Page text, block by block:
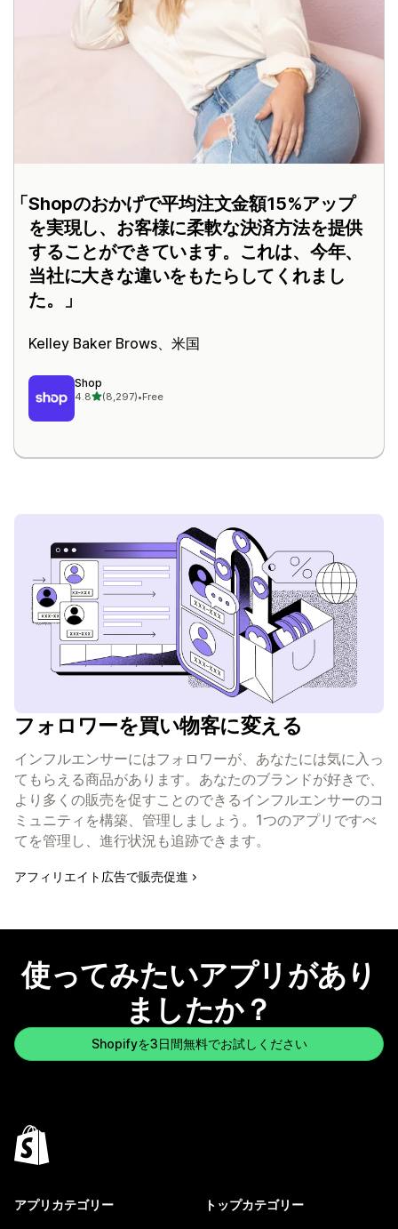
Shopのおかげで平均注文金額15%アップ
を実現し、お客様に柔軟な決済方法を提供
することができています。これは、今年、
当社に大きな違いをもたらしてくれまし
た。
Kelley Baker Brows、米国
Shop
4.85つ星中
(8,297)
合計レビュー数：8297件
•Free
フォロワーを買い物客に変える
インフルエンサーにはフォロワーが、あなたには気に入っ
てもらえる商品があります。あなたのブランドが好きで、
より多くの販売を促すことのできるインフルエンサーのコ
ミュニティを構築、管理しましょう。1つのアプリですべ
てを管理し、進行状況も追跡できます。
アフィリエイト広告で販売促進
使ってみたいアプリがあり
ましたか？
Shopifyを3日間無料でお試しください
アプリカテゴリー トップカテゴリー